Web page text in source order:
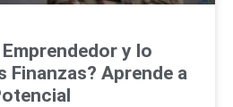
y lo
Finanzas? Aprende a